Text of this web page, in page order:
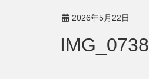
2026年5月22日
IMG_0738